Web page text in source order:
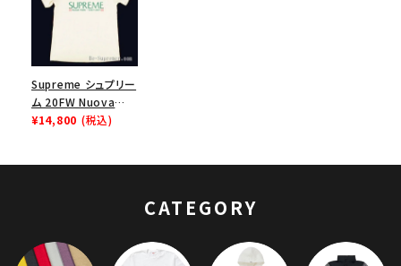
Supreme シュプリー
ム 20FW Nuova
York Tee ニューヨ
¥14,800 (税込)
CATEGORY